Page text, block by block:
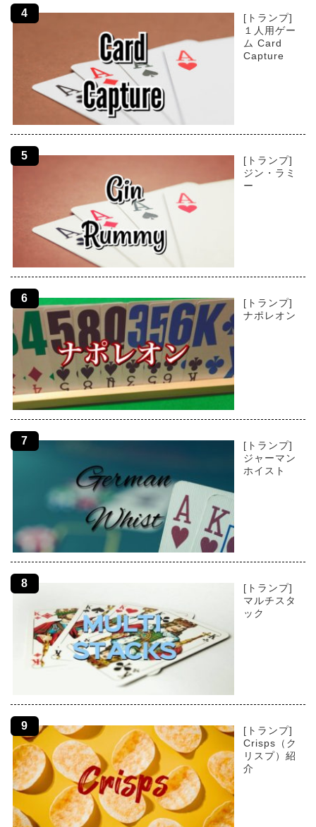
[トランプ]
１人用ゲー
ム Card
Capture
[トランプ]
ジン・ラミ
ー
[トランプ]
ナポレオン
[トランプ]
ジャーマン
ホイスト
[トランプ]
マルチスタ
ック
[トランプ]
Crisps（ク
リスプ）紹
介